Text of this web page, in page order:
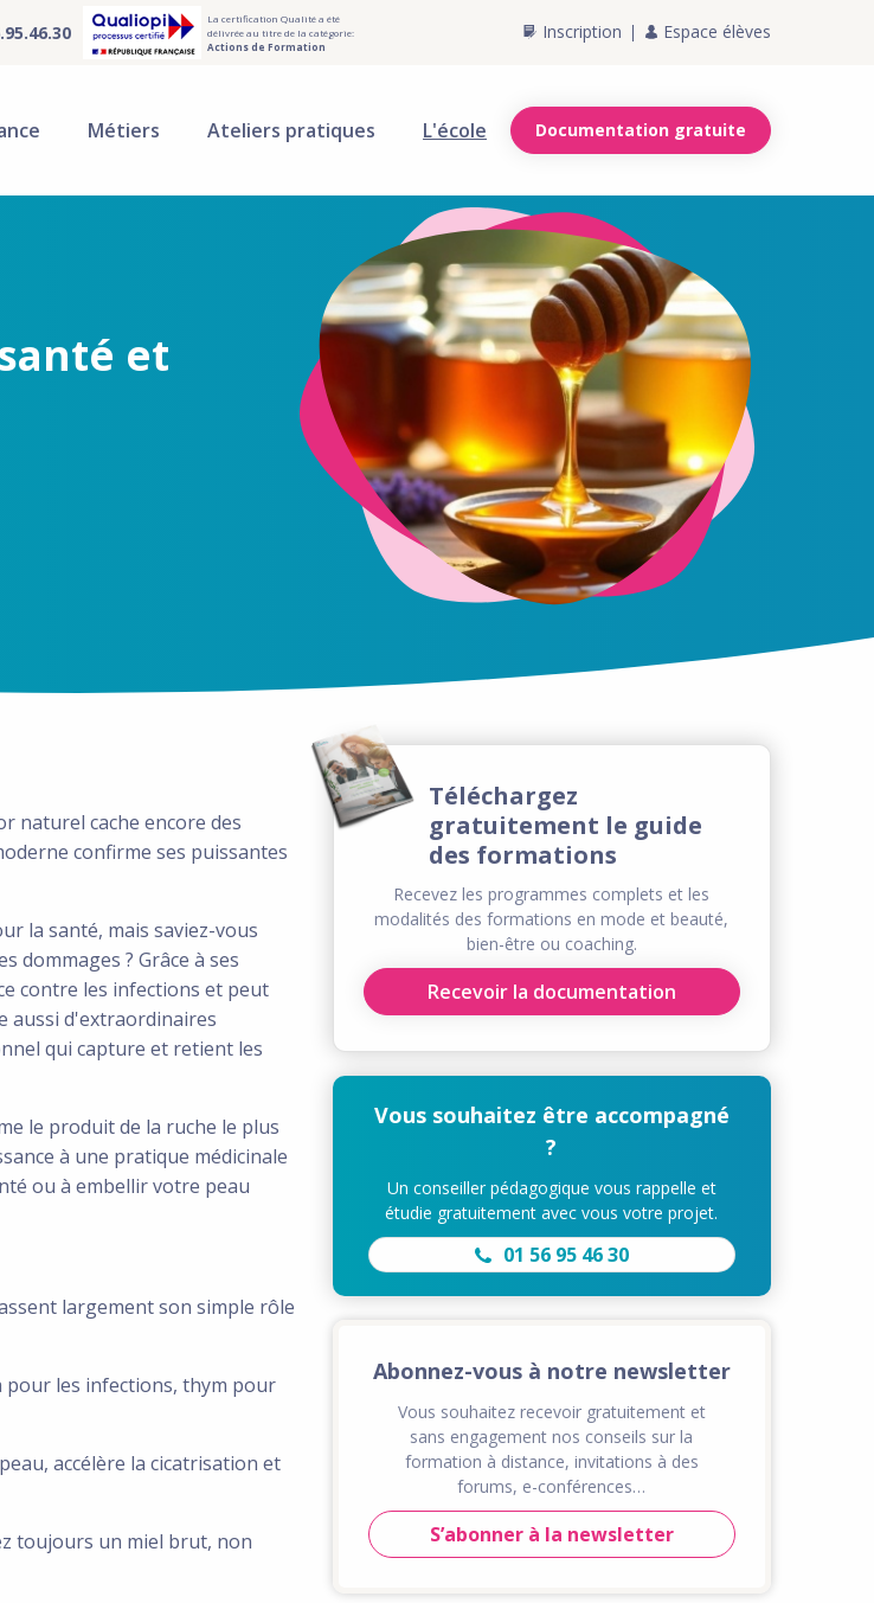
La certification Qualité a été
délivrée au titre de la catégorie:
Actions de Formation
Inscription Espace élèves
Métiers Ateliers pratiques L'école Documentation gratuite
et
naturel cache encore des
confirme ses puissantes
la santé, mais saviez-vous
? Grâce à ses
contre les infections et peut
aussi d'extraordinaires
qui capture et retient les
le produit de la ruche le plus
à une pratique médicinale
ou à embellir votre peau
largement son simple rôle
pour les infections, thym pour
accélère la cicatrisation et
toujours un miel brut, non
Téléchargez
gratuitement le guide
des formations
Recevez les programmes complets et les
modalités des formations en mode et beauté,
bien-être ou coaching.
Recevoir la documentation
Vous souhaitez être accompagné
?
Un conseiller pédagogique vous rappelle et
étudie gratuitement avec vous votre projet.
01 56 95 46 30
Abonnez-vous à notre newsletter
Vous souhaitez recevoir gratuitement et
sans engagement nos conseils sur la
formation à distance, invitations à des
forums, e-conférences…
S’abonner à la newsletter